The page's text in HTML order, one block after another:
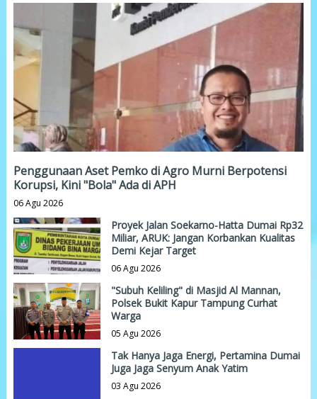
Penggunaan Aset Pemko di Agro Murni Berpotensi
Korupsi, Kini "Bola" Ada di APH
06 Agu 2026
Proyek Jalan Soekarno-Hatta Dumai Rp32
Miliar, ARUK: Jangan Korbankan Kualitas
Demi Kejar Target
06 Agu 2026
"Subuh Keliling" di Masjid Al Mannan,
Polsek Bukit Kapur Tampung Curhat
Warga
05 Agu 2026
Tak Hanya Jaga Energi, Pertamina Dumai
Juga Jaga Senyum Anak Yatim
03 Agu 2026